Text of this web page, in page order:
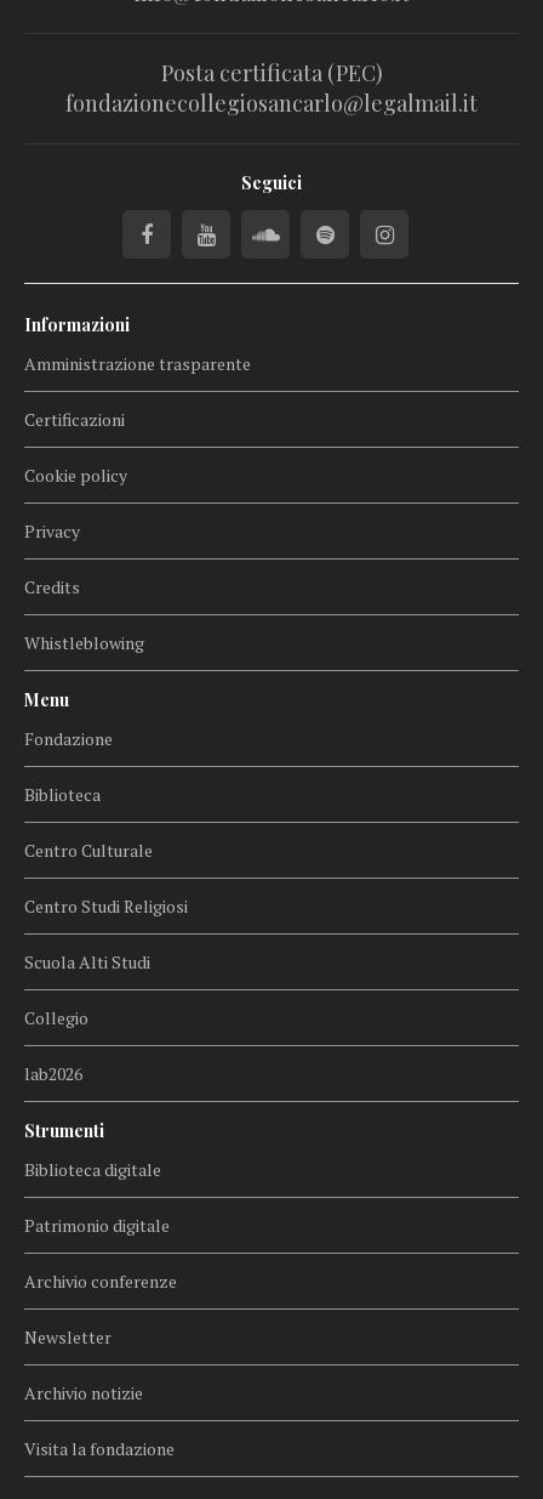
Posta certificata (PEC)
fondazionecollegiosancarlo@legalmail.it
Seguici
Informazioni
Amministrazione trasparente
Certificazioni
Cookie policy
Privacy
Credits
Whistleblowing
Menu
Fondazione
Biblioteca
Centro Culturale
Centro Studi Religiosi
Scuola Alti Studi
Collegio
lab2026
Strumenti
Biblioteca digitale
Patrimonio digitale
Archivio conferenze
Newsletter
Archivio notizie
Visita la fondazione